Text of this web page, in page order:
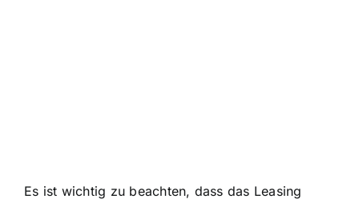
Es ist wichtig zu beachten, dass das Leasing